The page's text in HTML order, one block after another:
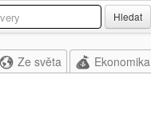
Hledat
Ze světa Ekonomika